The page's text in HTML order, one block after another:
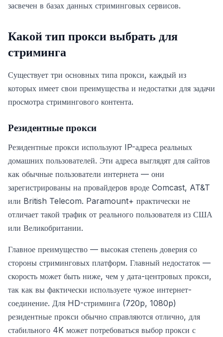
засвечен в базах данных стриминговых сервисов.
Какой тип прокси выбрать для
стриминга
Существует три основных типа прокси, каждый из
которых имеет свои преимущества и недостатки для задачи
просмотра стримингового контента.
Резидентные прокси
Резидентные прокси используют IP-адреса реальных
домашних пользователей. Эти адреса выглядят для сайтов
как обычные пользователи интернета — они
зарегистрированы на провайдеров вроде Comcast, AT&T
или British Telecom. Paramount+ практически не
отличает такой трафик от реального пользователя из США
или Великобритании.
Главное преимущество — высокая степень доверия со
стороны стриминговых платформ. Главный недостаток —
скорость может быть ниже, чем у дата-центровых прокси,
так как вы фактически используете чужое интернет-
соединение. Для HD-стриминга (720p, 1080p)
резидентные прокси обычно справляются отлично, для
стабильного 4K может потребоваться выбор прокси с